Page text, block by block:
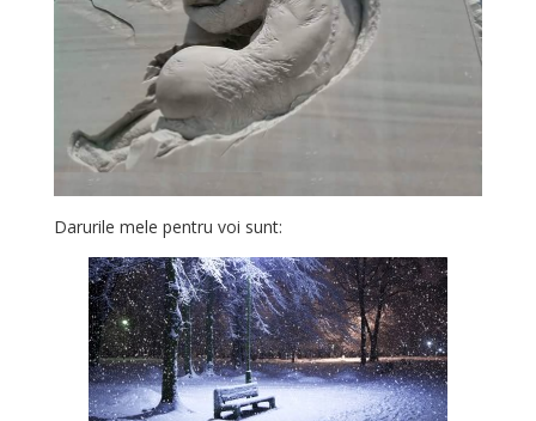
Darurile mele pentru voi sunt: